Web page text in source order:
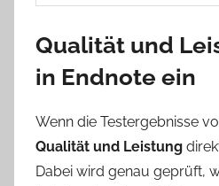
Qualität und
in Endnote ein
Wenn die Testergebnisse
Qualität und Leistung
Dabei wird genau geprüft,